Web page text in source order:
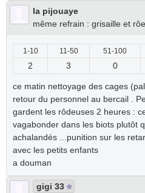
la pijouaye
même refrain : grisaille et
1-10 11-50 51-100
2 3 0
ce matin nettoyage des cages
retour du personnel au bercail .
gardent les rôdeuses 2 heures :
vagabonder dans les biots plutôt
achalandés ...punition sur les
avec les petits enfants
a douman
gigi 33